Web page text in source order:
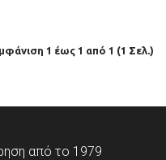
1 έως 1 από 1 (1 Σελ.)
από το 1979